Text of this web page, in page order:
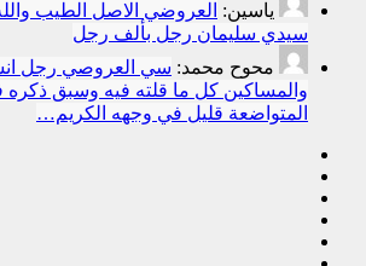
ياسين: العروضي الاصل الطيب
سيدي سليمان رجل بألف رجل
محوح محمد: سي العروصي رجل
والمساكين كل ما قلته فيه وسبق
المتواضعة قليل في وجهه الكريم…